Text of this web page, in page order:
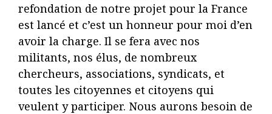
refondation de notre projet pour la France
est lancé et c’est un honneur pour moi d’en
avoir la charge. Il se fera avec nos
militants, nos élus, de nombreux
chercheurs, associations, syndicats, et
toutes les citoyennes et citoyens qui
veulent y participer. Nous aurons besoin de